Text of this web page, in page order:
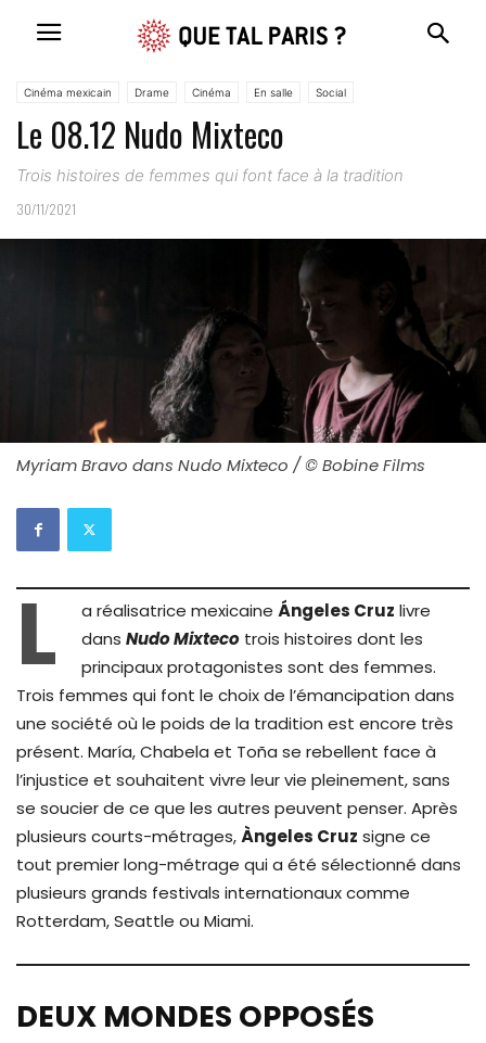
Cinéma mexicain Drame Cinéma En salle Social
Le 08.12 Nudo Mixteco
Trois histoires de femmes qui font face à la tradition
30/11/2021
Myriam Bravo dans Nudo Mixteco / © Bobine Films
L a réalisatrice mexicaine Ángeles Cruz livre
dans Nudo Mixteco trois histoires dont les
principaux protagonistes sont des femmes.
Trois femmes qui font le choix de l’émancipation dans
une société où le poids de la tradition est encore très
présent. María, Chabela et Toña se rebellent face à
l’injustice et souhaitent vivre leur vie pleinement, sans
se soucier de ce que les autres peuvent penser. Après
plusieurs courts-métrages,Àngeles Cruz signe ce
tout premier long-métrage qui a été sélectionné dans
plusieurs grands festivals internationaux comme
Rotterdam, Seattle ou Miami.
DEUX MONDES OPPOSÉS